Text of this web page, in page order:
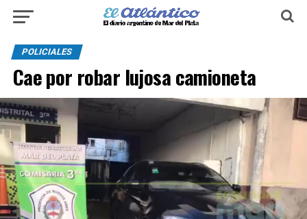
POLICIALES
Cae por robar lujosa camioneta